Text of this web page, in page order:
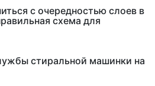
с очередностью слоев в
схема для
стиральной машинки на